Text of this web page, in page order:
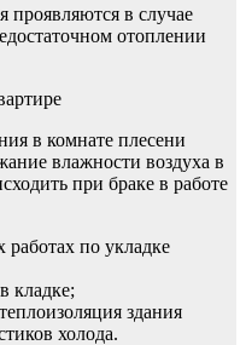
проявляются в случае
отоплении
в комнате плесени
влажности воздуха в
при браке в работе
по укладке
кладке;
здания
холода.